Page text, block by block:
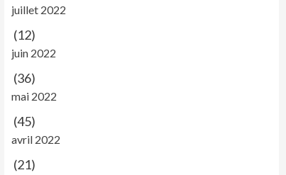
juillet 2022
(12)
juin 2022
(36)
mai 2022
(45)
avril 2022
(21)